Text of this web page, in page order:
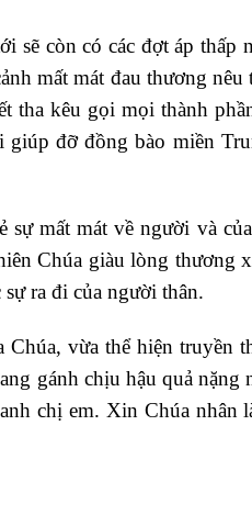
sẽ còn có các đợt áp thấp
mất mát đau thương nêu
tha kêu gọi mọi thành
giúp đỡ đồng bào miền
mất mát về người và
Chúa giàu lòng thương
ra đi của người thân.
Chúa, vừa thể hiện truyền
gánh chịu hậu quả nặng
chị em. Xin Chúa nhân